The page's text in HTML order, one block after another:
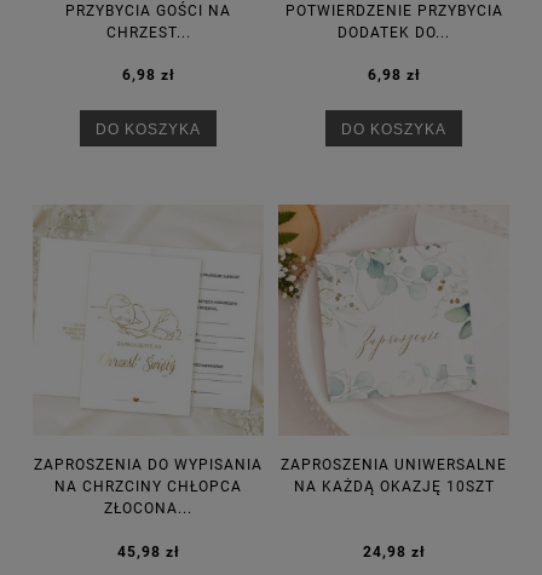
PRZYBYCIA GOŚCI NA
CHRZEST...
6,98 zł
DO KOSZYKA
POTWIERDZENIE PRZYBYCIA
DODATEK DO...
6,98 zł
DO KOSZYKA
ZAPROSZENIA DO WYPISANIA
NA CHRZCINY CHŁOPCA
ZŁOCONA...
45,98 zł
ZAPROSZENIA UNIWERSALNE
NA KAŻDĄ OKAZJĘ 10SZT
24,98 zł